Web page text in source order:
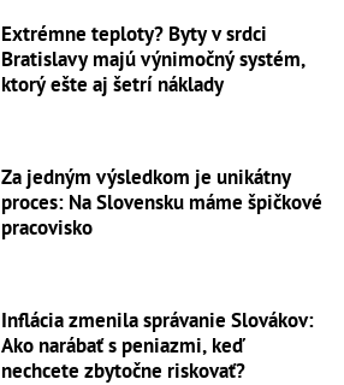
Extrémne teploty? Byty v srdci
Bratislavy majú výnimočný systém,
ktorý ešte aj šetrí náklady
Za jedným výsledkom je unikátny
proces: Na Slovensku máme špičkové
pracovisko
Inflácia zmenila správanie Slovákov:
Ako narábať s peniazmi, keď
nechcete zbytočne riskovať?